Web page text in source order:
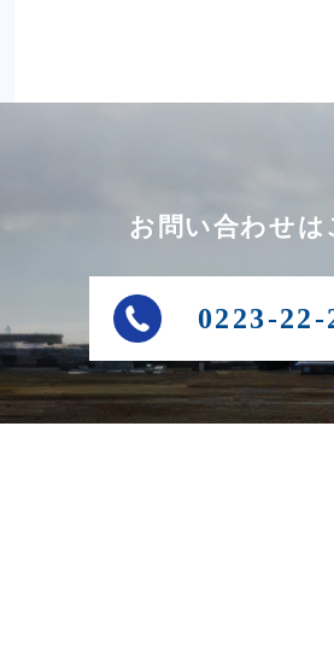
お問い合わせは
0223-22-